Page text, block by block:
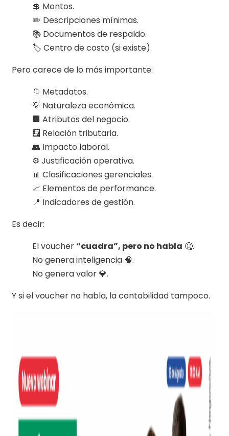
💲 Montos.
✏️ Descripciones mínimas.
📚 Documentos de respaldo.
🏷️ Centro de costo (si existe).
Pero carece de lo más importante:
🔖 Metadatos.
💡 Naturaleza económica.
🏢 Atributos del negocio.
🧮 Relación tributaria.
👥 Impacto laboral.
⚙️ Justificación operativa.
📊 Clasificaciones gerenciales.
📈 Elementos de performance.
📍 Indicadores de gestión.
Es decir:
El voucher“cuadra”, pero no habla 🤐.
No genera inteligencia 🧠.
No genera valor 💎.
Y si el voucher no habla, la contabilidad tampoco.